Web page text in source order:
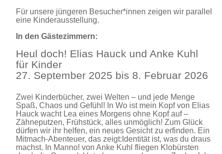
Für unsere jüngeren Besucher*innen zeigen wir parallel
eine Kinderausstellung.
In den Gästezimmern:
Heul doch! Elias Hauck und Anke Kuhl
für Kinder
27. September 2025 bis 8. Februar 2026
Zwei Kinderbücher, zwei Welten – und jede Menge
Spaß, Chaos und Gefühl! In Wo ist mein Kopf von Elias
Hauck wacht Lea eines Morgens ohne Kopf auf –
Zähneputzen, Frühstück, alles unmöglich! Zum Glück
dürfen wir ihr helfen, ein neues Gesicht zu erfinden. Ein
Mitmach-Abenteuer, das zeigt:Identität ist, was du draus
machst. In Manno! von Anke Kuhl fliegen Klobürsten